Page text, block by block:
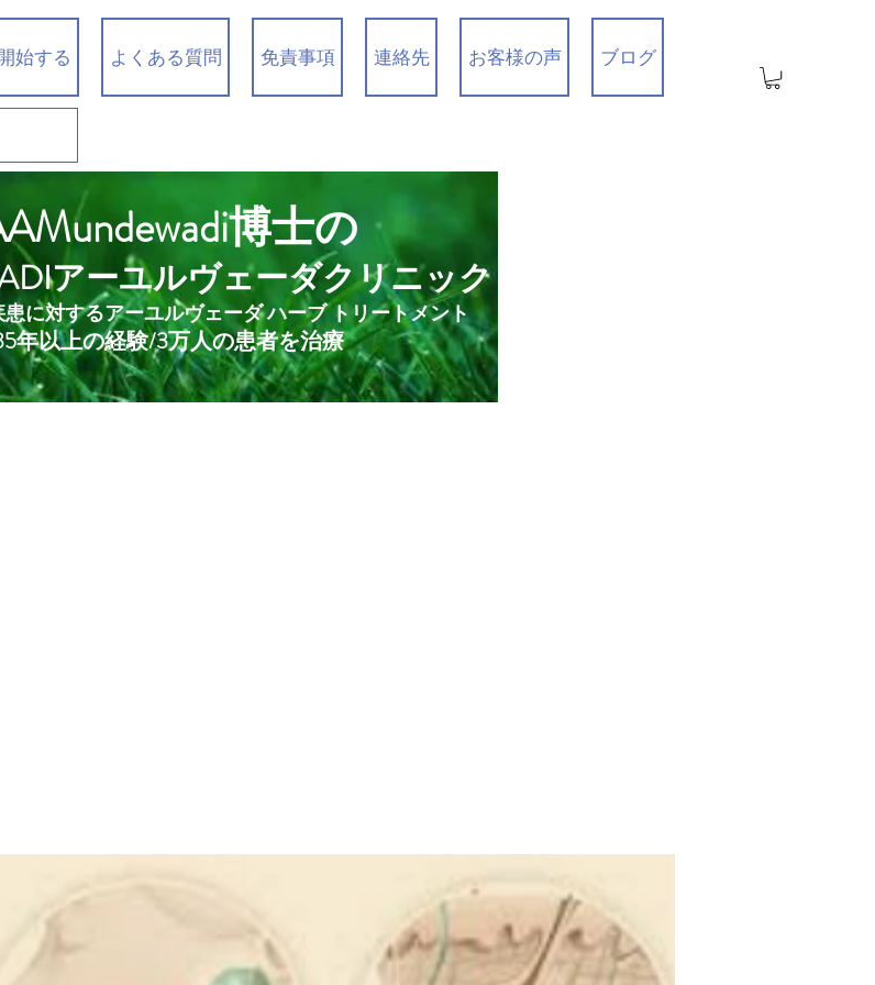
始する よくある質問 免責事項 連絡先 お客様の声 ブログ
博士の
アーユルヴェーダクリニック
に対するアーユルヴェーダ ハーブ トリートメント
年以上の経験/3万人の患者を治療